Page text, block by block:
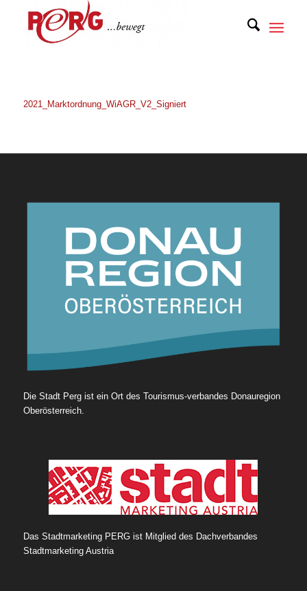
2021_Marktordnung_WiAGR_V2_Signiert
Die Stadt Perg ist ein Ort des Tourismus-verbandes Donauregion
Oberösterreich.
Das Stadtmarketing PERG ist Mitglied des Dachverbandes
Stadtmarketing Austria